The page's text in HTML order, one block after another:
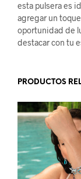
esta pulsera es
agregar un
oportunidad de
destacar con tu
PRODUCTOS